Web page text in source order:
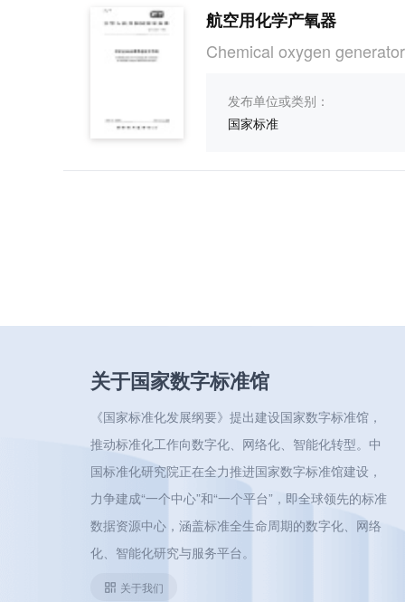
航空用化学产氧器
Chemical oxygen
发布单位或类别：
国家标准
关于国家数字标准馆
《国家标准化发展纲要》提出建设国家数字标准馆，
推动标准化工作向数字化、网络化、智能化转型。中
国标准化研究院正在全力推进国家数字标准馆建设，
力争建成“一个中心”和“一个平台”，即全球领先的标准
数据资源中心，涵盖标准全生命周期的数字化、网络
化、智能化研究与服务平台。
关于我们